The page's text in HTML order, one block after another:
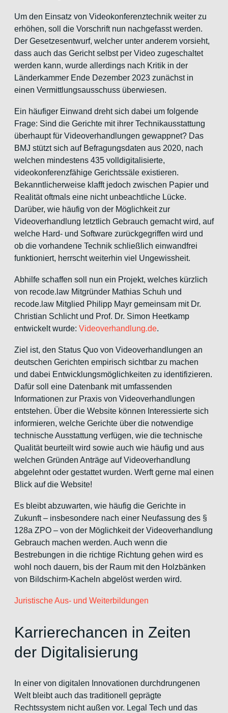
Um den Einsatz von Videokonferenztechnik weiter zu
erhöhen, soll die Vorschrift nun nachgefasst werden.
Der Gesetzesentwurf, welcher unter anderem vorsieht,
dass auch das Gericht selbst per Video zugeschaltet
werden kann, wurde allerdings nach Kritik in der
Länderkammer Ende Dezember 2023 zunächst in
einen Vermittlungsausschuss überwiesen.
Ein häufiger Einwand dreht sich dabei um folgende
Frage: Sind die Gerichte mit ihrer Technikausstattung
überhaupt für Videoverhandlungen gewappnet? Das
BMJ stützt sich auf Befragungsdaten aus 2020, nach
welchen mindestens 435 volldigitalisierte,
videokonferenzfähige Gerichtssäle existieren.
Bekanntlicherweise klafft jedoch zwischen Papier und
Realität oftmals eine nicht unbeachtliche Lücke.
Darüber, wie häufig von der Möglichkeit zur
Videoverhandlung letztlich Gebrauch gemacht wird, auf
welche Hard- und Software zurückgegriffen wird und
ob die vorhandene Technik schließlich einwandfrei
funktioniert, herrscht weiterhin viel Ungewissheit.
Abhilfe schaffen soll nun ein Projekt, welches kürzlich
von recode.law Mitgründer Mathias Schuh und
recode.law Mitglied Philipp Mayr gemeinsam mit Dr.
Christian Schlicht und Prof. Dr. Simon Heetkamp
entwickelt wurde: Videoverhandlung.de.
Ziel ist, den Status Quo von Videoverhandlungen an
deutschen Gerichten empirisch sichtbar zu machen
und dabei Entwicklungsmöglichkeiten zu identifizieren.
Dafür soll eine Datenbank mit umfassenden
Informationen zur Praxis von Videoverhandlungen
entstehen. Über die Website können Interessierte sich
informieren, welche Gerichte über die notwendige
technische Ausstattung verfügen, wie die technische
Qualität beurteilt wird sowie auch wie häufig und aus
welchen Gründen Anträge auf Videoverhandlung
abgelehnt oder gestattet wurden. Werft gerne mal einen
Blick auf die Website!
Es bleibt abzuwarten, wie häufig die Gerichte in
Zukunft – insbesondere nach einer Neufassung des §
128a ZPO – von der Möglichkeit der Videoverhandlung
Gebrauch machen werden. Auch wenn die
Bestrebungen in die richtige Richtung gehen wird es
wohl noch dauern, bis der Raum mit den Holzbänken
von Bildschirm-Kacheln abgelöst werden wird.
Juristische Aus- und Weiterbildungen
Karrierechancen in Zeiten
der Digitalisierung
In einer von digitalen Innovationen durchdrungenen
Welt bleibt auch das traditionell geprägte
Rechtssystem nicht außen vor. Legal Tech und das